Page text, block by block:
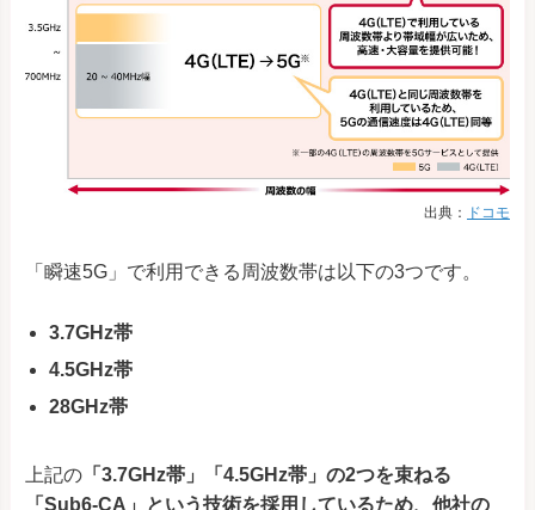
出典： ドコモ
「瞬速5G」で利用できる周波数帯は以下の3つです。
3.7GHz帯
4.5GHz帯
28GHz帯
上記の 「3.7GHz帯」「4.5GHz帯」の2つを束ねる
「Sub6-CA」という技術を採用しているため、他社の